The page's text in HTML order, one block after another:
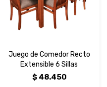
Juego de Comedor Recto
Extensible 6 Sillas
$ 48.450